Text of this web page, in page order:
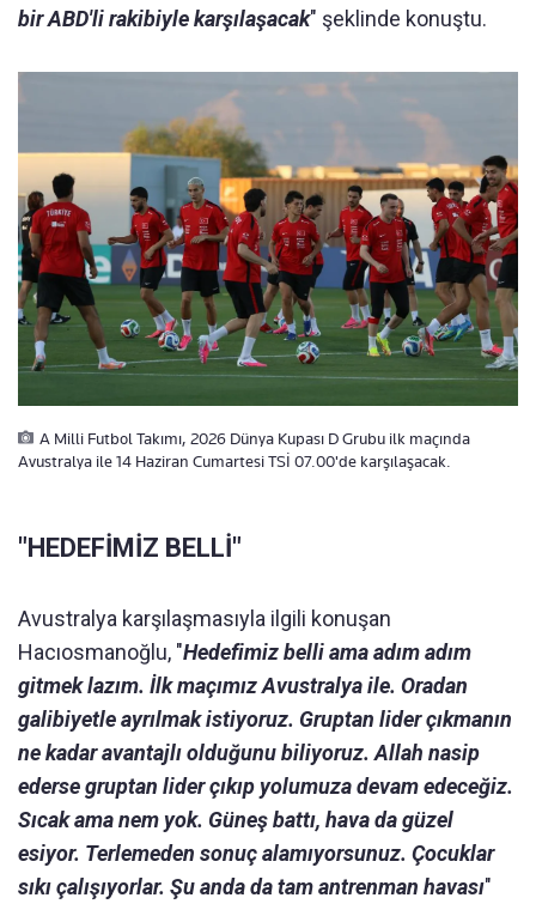
bir ABD'li rakibiyle karşılaşacak" şeklinde konuştu.
A Milli Futbol Takımı, 2026 Dünya Kupası D Grubu ilk maçında
Avustralya ile 14 Haziran Cumartesi TSİ 07.00'de karşılaşacak.
"HEDEFİMİZ BELLİ"
Avustralya karşılaşmasıyla ilgili konuşan
Hacıosmanoğlu, "Hedefimiz belli ama adım adım
gitmek lazım. İlk maçımız Avustralya ile. Oradan
galibiyetle ayrılmak istiyoruz. Gruptan lider çıkmanın
ne kadar avantajlı olduğunu biliyoruz. Allah nasip
ederse gruptan lider çıkıp yolumuza devam edeceğiz.
Sıcak ama nem yok. Güneş battı, hava da güzel
esiyor. Terlemeden sonuç alamıyorsunuz. Çocuklar
sıkı çalışıyorlar. Şu anda da tam antrenman havası"